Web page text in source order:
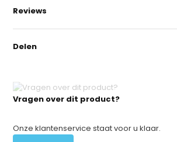
Vragen over dit product?
Onze klantenservice staat voor u klaar.
Reviews
Delen